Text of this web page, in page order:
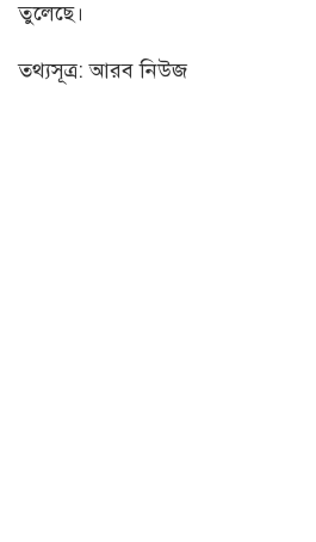
তুলেছে।
তথ্যসূত্র: আরব নিউজ